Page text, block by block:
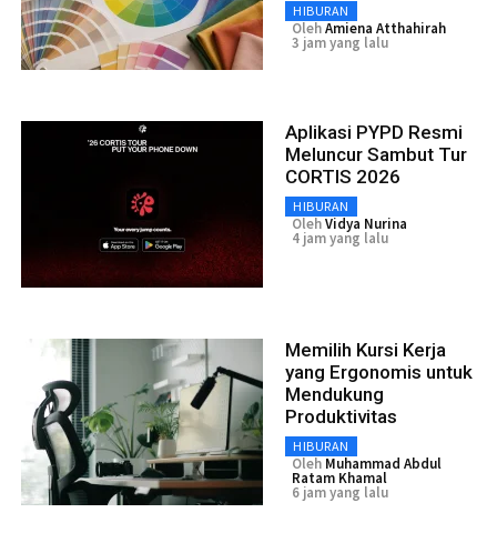
HIBURAN
OlehAmiena Atthahirah
3 jam yang lalu
Aplikasi PYPD Resmi
Meluncur Sambut Tur
CORTIS 2026
HIBURAN
OlehVidya Nurina
4 jam yang lalu
Memilih Kursi Kerja
yang Ergonomis untuk
Mendukung
Produktivitas
HIBURAN
Oleh Muhammad Abdul
Ratam Khamal
6 jam yang lalu